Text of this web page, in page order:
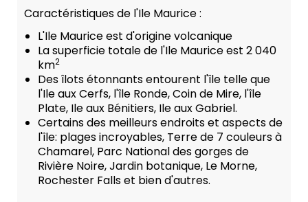
Caractéristiques de l'Ile Maurice :
L'Ile Maurice est d'origine volcanique
La superficie totale de l'Ile Maurice est 2 040
km2
Des îlots étonnants entourent l'île telle que
l'Ile aux Cerfs, l'île Ronde, Coin de Mire, l'île
Plate, Ile aux Bénitiers, Ile aux Gabriel.
Certains des meilleurs endroits et aspects de
l'île: plages incroyables, Terre de 7 couleurs à
Chamarel, Parc National des gorges de
Rivière Noire, Jardin botanique, Le Morne,
Rochester Falls et bien d'autres.